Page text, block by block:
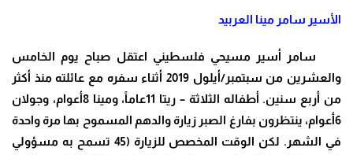
الأسير سامر مينا العربيد
سامر أسير مسيحي فلسطيني اعتقل صباح يوم الخامس
والعشرين من سبتمبر/أيلول 2019 أثناء سفره مع عائلته منذ أكثر
من أربع سنين. أطفاله الثلاثة – ريتا 11عاماً، ومينا 8أعوام، وجولان
6أعوام، ينتظرون بفارغ الصبر زيارة والدهم المسموح بها مرة واحدة
في الشهر. لكن الوقت المخصص للزيارة (45 تسمح به مسؤولي